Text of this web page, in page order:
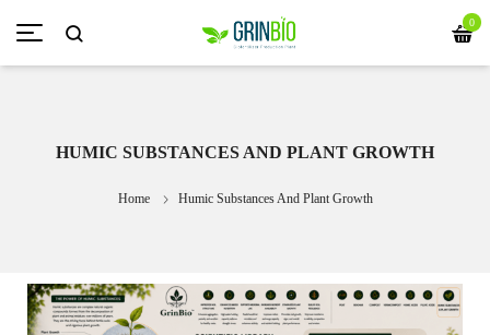
0
HUMIC SUBSTANCES AND PLANT GROWTH
Home Humic Substances And Plant Growth